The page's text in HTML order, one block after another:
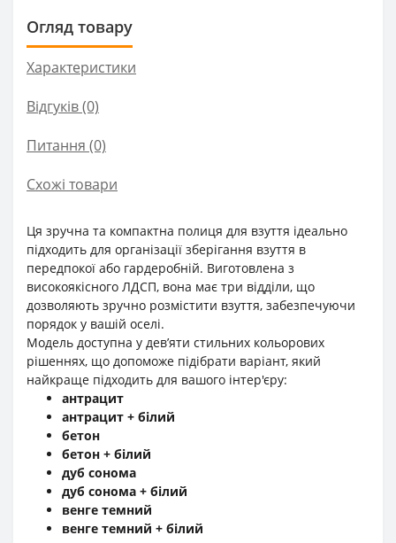
Огляд товару
Характеристики
Відгуків (0)
Питання (0)
Схожі товари
Ця зручна та компактна полиця для взуття ідеально
підходить для організації зберігання взуття в
передпокої або гардеробній. Виготовлена з
високоякісного ЛДСП, вона має три відділи, що
дозволяють зручно розмістити взуття, забезпечуючи
порядок у вашій оселі.
Модель доступна у дев’яти стильних кольорових
рішеннях, що допоможе підібрати варіант, який
найкраще підходить для вашого інтер'єру:
антрацит
антрацит + білий
бетон
бетон + білий
дуб сонома
дуб сонома + білий
венге темний
венге темний + білий